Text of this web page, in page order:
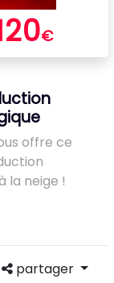
€
offre ce
la neige !
partager